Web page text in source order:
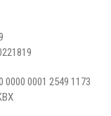
0000 0001 2549 1173